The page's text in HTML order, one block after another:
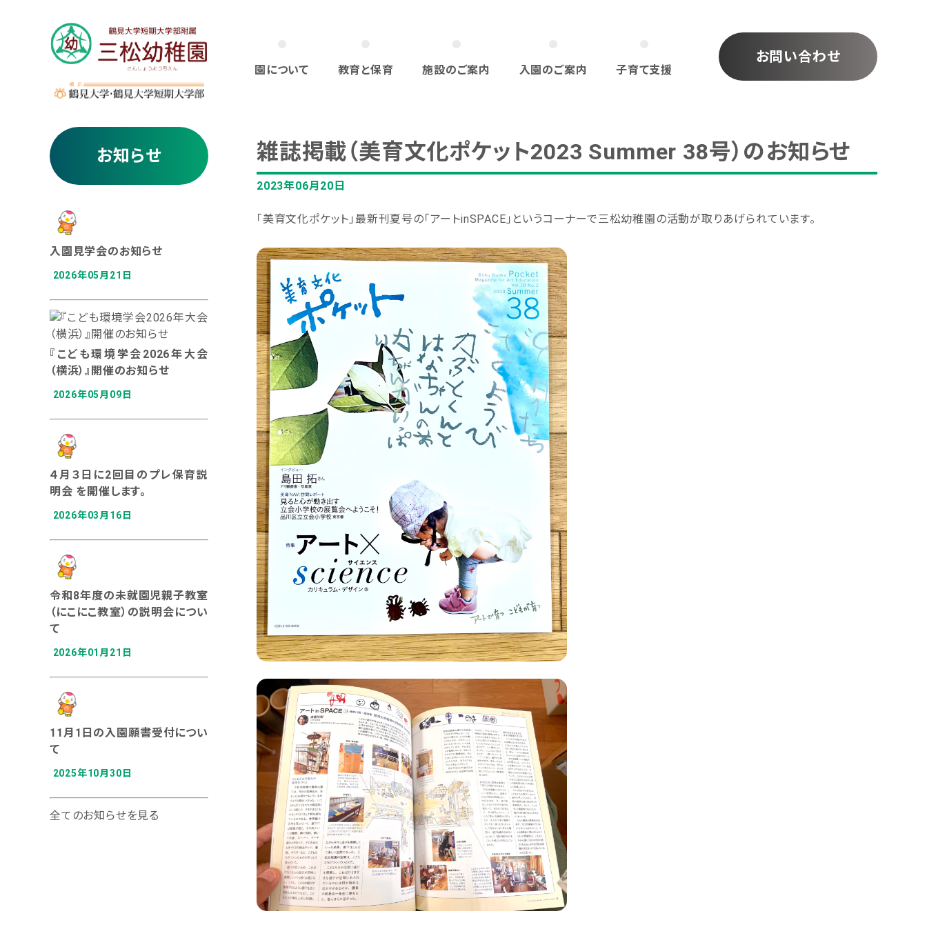
園について 教育と保育 施設のご案内 入園のご案内 子育て支援
お問い合わせ
雑誌掲載（美育文化ポケット2023 Summer 38号）のお知らせ
2023年06月20日
「美育文化ポケット」最新刊夏号の「アートinSPACE」というコーナーで三松幼稚園の活動が取りあげられています。
お知らせ
入園見学会のお知らせ
2026年05月21日
『こども環境学会2026年大会
（横浜）』開催のお知らせ
2026年05月09日
４月３日に2回目のプレ保育説
明会 を開催します。
2026年03月16日
令和8年度の未就園児親子教室
（にこにこ教室）の説明会につい
て
2026年01月21日
11月1日の入園願書受付につい
て
2025年10月30日
全てのお知らせを見る